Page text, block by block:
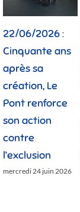
22/06/2026 :
Cinquante ans
après sa
création, Le
Pont renforce
son action
contre
l’exclusion
mercredi 24 juin 2026